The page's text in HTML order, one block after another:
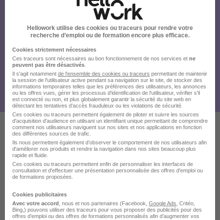
Ces offres pourraient aussi
vous intéresser
Hellowork utilise des cookies ou traceurs pour rendre votre
recherche d’emploi ou de formation encore plus efficace.
Cookies strictement nécessaires
Ces traceurs sont nécessaires au bon fonctionnement de nos services et ne
peuvent pas être désactivés
Il s'agit notamment de l'ensemble des cookies ou traceurs permettant de maintenir
la session de l'utilisateur active pendant sa navigation sur le site, de stocker des
informations temporaires telles que les préférences des utilisateurs, les annonces
ou les offres vues, gérer les processus d'identification de l'utilisateur, vérifier s'il
est connecté ou non, et plus globalement garantir la sécurité du site web en
détectant les tentatives d'accès frauduleux ou les violations de sécurité.
Ces cookies ou traceurs permettent également de piloter et suivre les sources
d'acquisition d'audience en utilisant un identifiant unique permettant de comprendre
comment nos utilisateurs naviguent sur nos sites et nos applications en fonction
des différentes sources de trafic.
Ils nous permettent également d’observer le comportement de nos utilisateurs afin
d'améliorer nos produits et rendre la navigation dans nos sites beaucoup plus
rapide et fluide.
Ces cookies ou traceurs permettent enfin de personnaliser les interfaces de
consultation et d'effectuer une présentation personnalisée des offres d'emploi ou
de formations proposées.
Cookies publicitaires
Avec votre accord , nous et nos partenaires (Facebook, Google Ads , Critéo,
Bing,) pouvons utiliser des traceurs pour vous proposer des publicités pour des
offres d’emploi ou des offres de formations personnalisés afin d’augmenter vos